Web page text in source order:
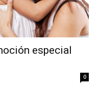
especial
0